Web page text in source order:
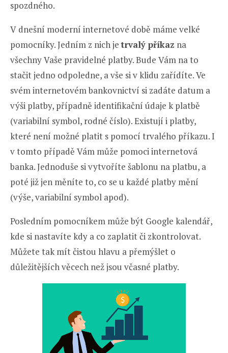
spozdného.
V dnešní moderní internetové době máme velké
pomocníky. Jedním z nich jetrvalý příkaz na
všechny Vaše pravidelné platby. Bude Vám na to
stačit jedno odpoledne, a vše si v klidu zařídíte. Ve
svém internetovém bankovnictví si zadáte datum a
výši platby, případně identifikační údaje k platbě
(variabilní symbol, rodné číslo). Existují i platby,
které není možné platit s pomocí trvalého příkazu. I
v tomto případě Vám může pomoci internetová
banka. Jednoduše si vytvoříte šablonu na platbu, a
poté již jen měníte to, co se u každé platby mění
(výše, variabilní symbol apod).
Posledním pomocníkem může být Google kalendář,
kde si nastavíte kdy a co zaplatit či zkontrolovat.
Můžete tak mít čistou hlavu a přemýšlet o
důležitějších věcech než jsou včasné platby.